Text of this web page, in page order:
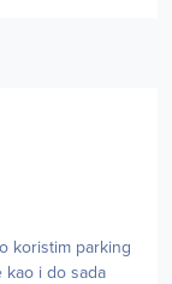
koristim parking
kao i do sada